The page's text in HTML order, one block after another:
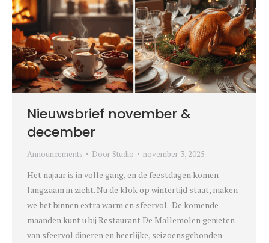
Nieuwsbrief november &
december
Announcements Door Studio november 3, 2025
Het najaar is in volle gang, en de feestdagen komen
langzaam in zicht. Nu de klok op wintertijd staat, maken
we het binnen extra warm en sfeervol. De komende
maanden kunt u bij Restaurant De Mallemolen genieten
van sfeervol dineren en heerlijke, seizoensgebonden